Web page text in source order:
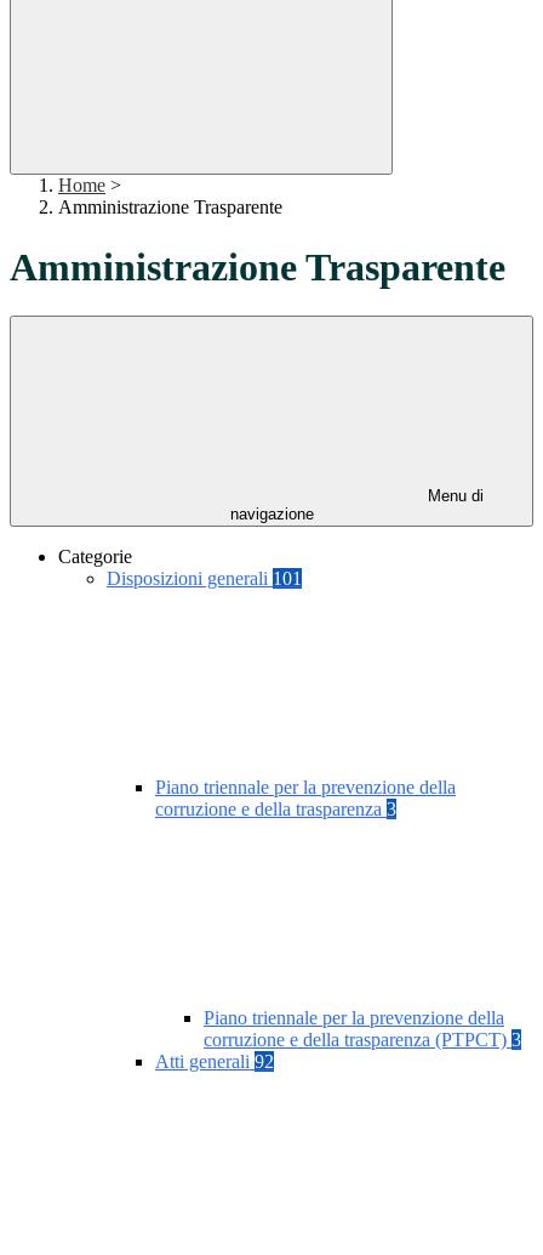
Home >
Amministrazione Trasparente
Amministrazione Trasparente
Menu di
navigazione
Categorie
Disposizioni generali 101
Piano triennale per la prevenzione della
corruzione e della trasparenza 3
Piano triennale per la prevenzione della
corruzione e della trasparenza (PTPCT) 3
Atti generali 92